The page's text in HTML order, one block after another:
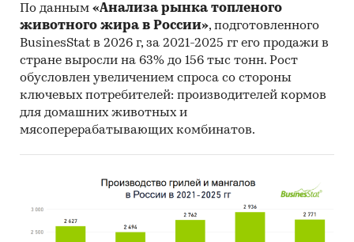
По данным «Анализа рынка топленого
животного жира в России», подготовленного
BusinesStat в 2026 г, за 2021-2025 гг его продажи в
стране выросли на 63% до 156 тыс тонн. Рост
обусловлен увеличением спроса со стороны
ключевых потребителей: производителей кормов
для домашних животных и
мясоперерабатывающих комбинатов.